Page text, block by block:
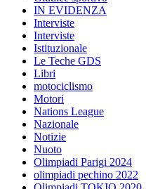
IN EVIDENZA
Interviste
Interviste
Istituzionale
Le Teche GDS
Libri
motociclismo
Motori
Nations League
Nazionale
Notizie
Nuoto
Olimpiadi Parigi 2024
olimpiadi pechino 2022